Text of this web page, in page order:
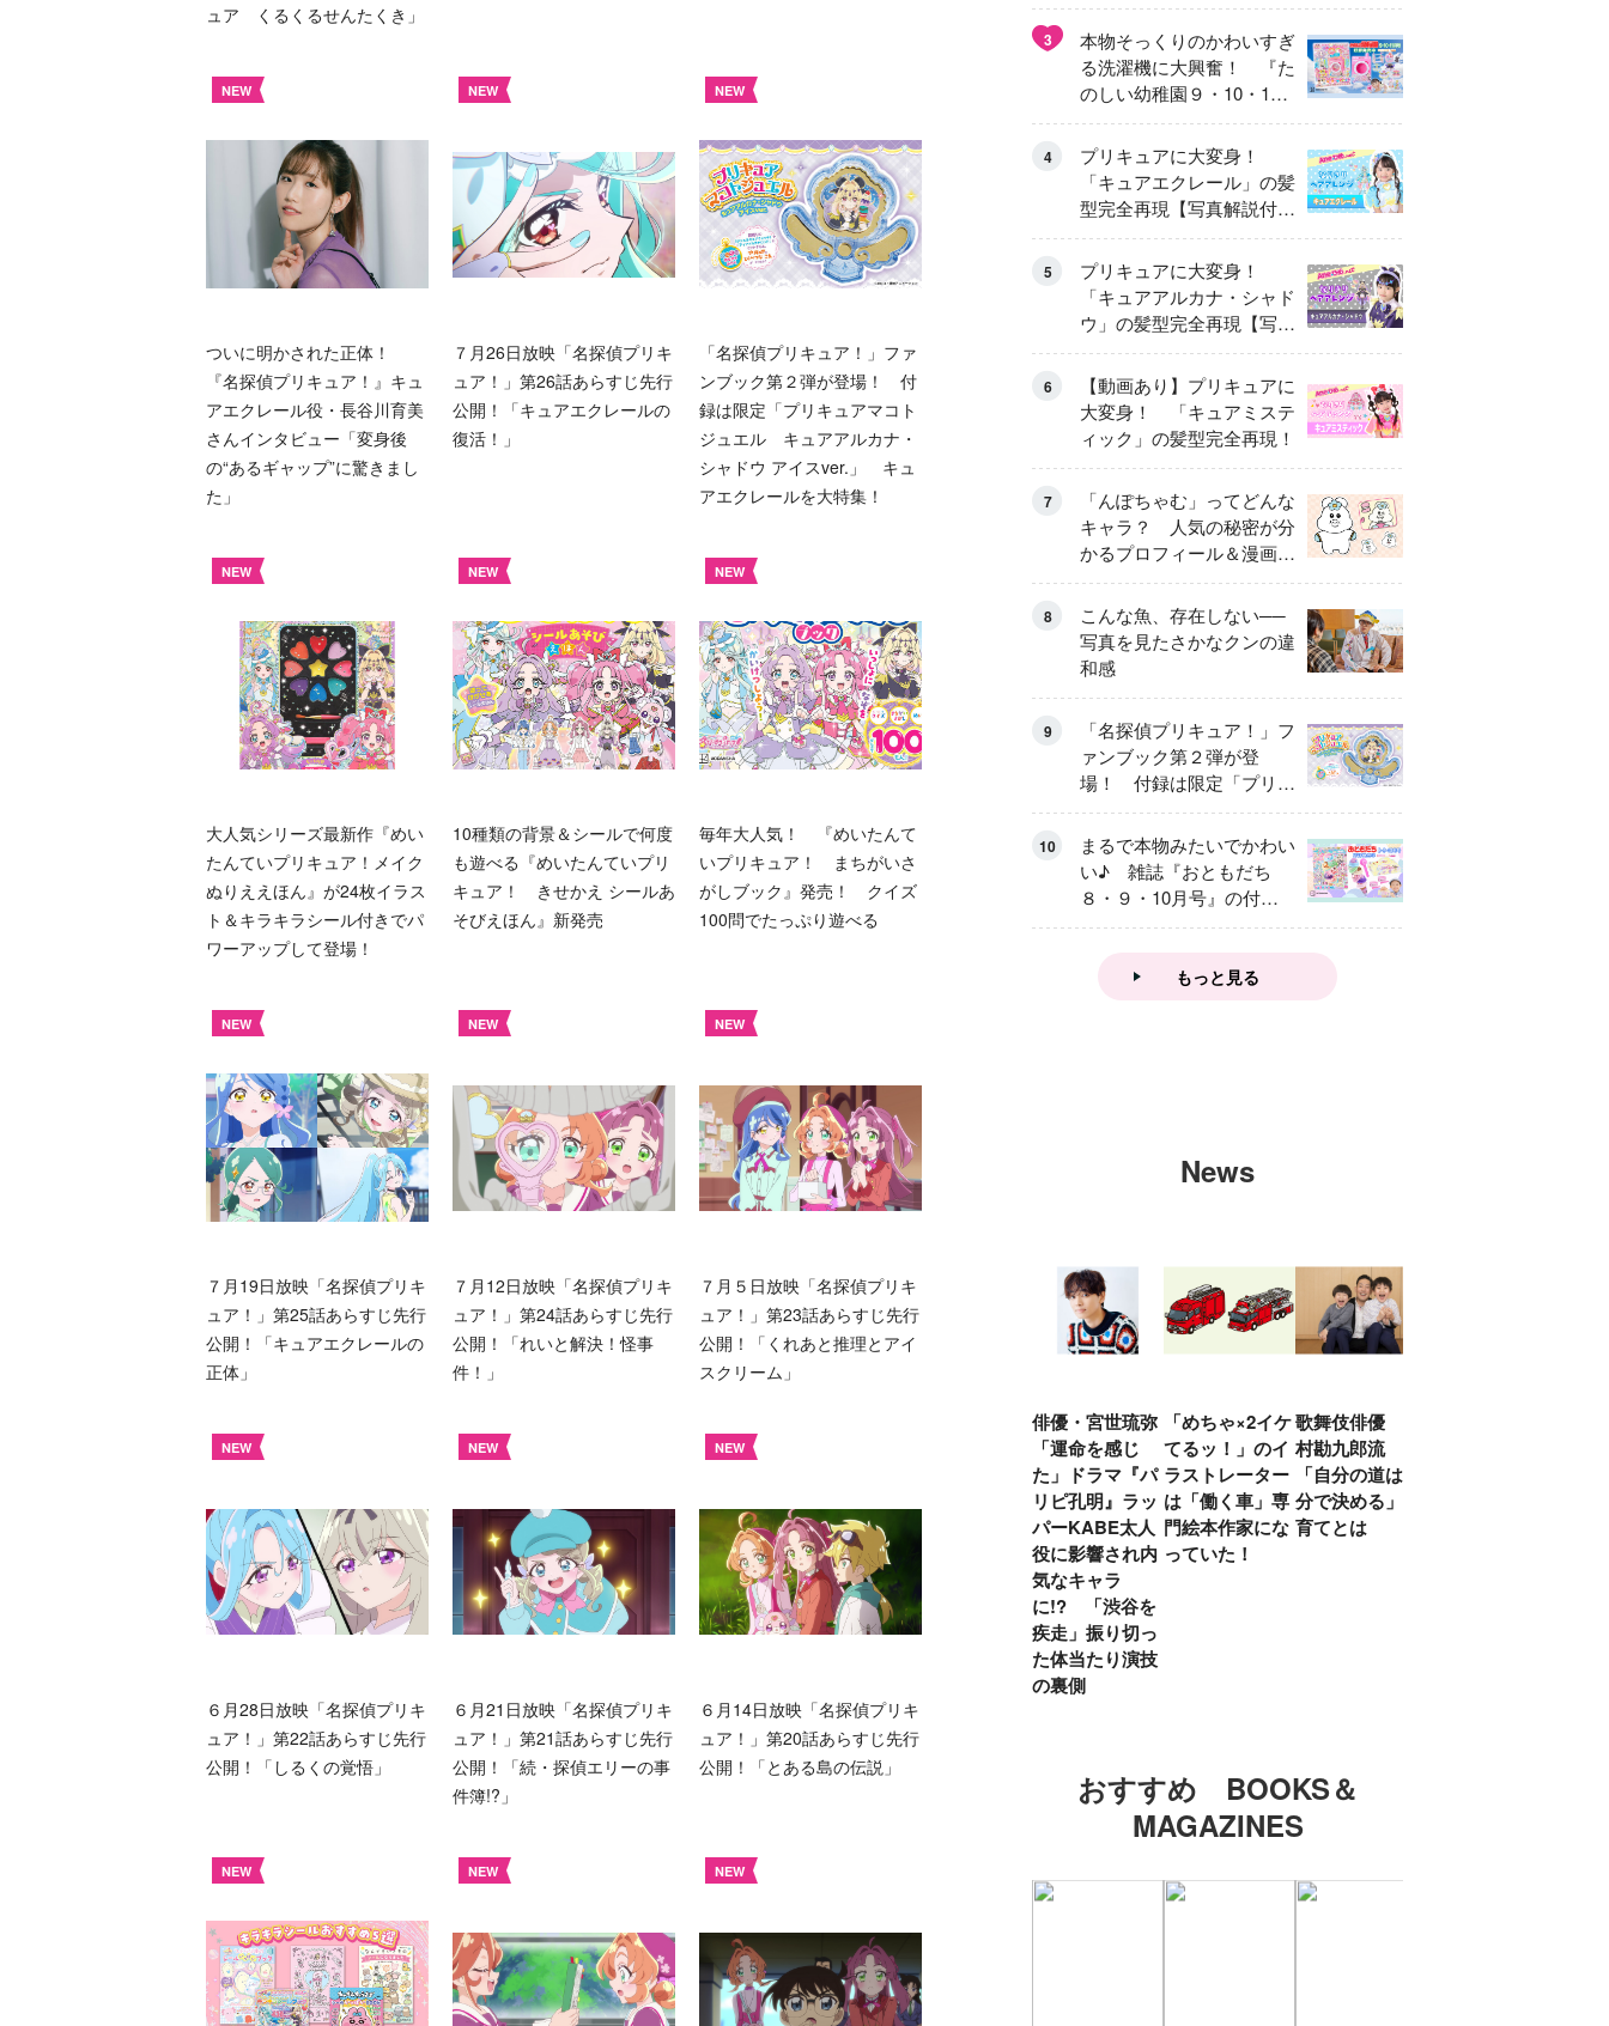
ュア くるくるせんたくき」
NEW
ついに明かされた正体！
『名探偵プリキュア！』キュ
アエクレール役・長谷川育美
さんインタビュー「変身後
の“あるギャップ”に驚きまし
た」
NEW
７月26日放映「名探偵プリキ
ュア！」第26話あらすじ先行
公開！「キュアエクレールの
復活！」
NEW
「名探偵プリキュア！」ファ
ンブック第２弾が登場！ 付
録は限定「プリキュアマコト
ジュエル キュアアルカナ・
シャドウ アイスver.」 キュ
アエクレールを大特集！
NEW
大人気シリーズ最新作『めい
たんていプリキュア！メイク
ぬりええほん』が24枚イラス
ト＆キラキラシール付きでパ
ワーアップして登場！
NEW
10種類の背景＆シールで何度
も遊べる『めいたんていプリ
キュア！ きせかえ シールあ
そびえほん』新発売
NEW
毎年大人気！ 『めいたんて
いプリキュア！ まちがいさ
がしブック』発売！ クイズ
100問でたっぷり遊べる
NEW
７月19日放映「名探偵プリキ
ュア！」第25話あらすじ先行
公開！「キュアエクレールの
正体」
NEW
７月12日放映「名探偵プリキ
ュア！」第24話あらすじ先行
公開！「れいと解決！怪事
件！」
NEW
７月５日放映「名探偵プリキ
ュア！」第23話あらすじ先行
公開！「くれあと推理とアイ
スクリーム」
NEW
６月28日放映「名探偵プリキ
ュア！」第22話あらすじ先行
公開！「しるくの覚悟」
NEW
６月21日放映「名探偵プリキ
ュア！」第21話あらすじ先行
公開！「続・探偵エリーの事
件簿!?」
NEW
６月14日放映「名探偵プリキ
ュア！」第20話あらすじ先行
公開！「とある島の伝説」
NEW NEW NEW
3
本物そっくりのかわいすぎ
る洗濯機に大興奮！ 『た
のしい幼稚園９・10・11
月号』だけのオリジナル付
録「プリキュア くるくる
せんたくき」
4
プリキュアに大変身！
「キュアエクレール」の髪
型完全再現【写真解説付
き】
5
プリキュアに大変身！
「キュアアルカナ・シャド
ウ」の髪型完全再現【写真
解説付き】
6
【動画あり】プリキュアに
大変身！ 「キュアミステ
ィック」の髪型完全再現！
7
「んぽちゃむ」ってどんな
キャラ？ 人気の秘密が分
かるプロフィール＆漫画ま
とめ
8
こんな魚、存在しない──
写真を見たさかなクンの違
和感
9
「名探偵プリキュア！」フ
ァンブック第２弾が登
場！ 付録は限定「プリキ
ュアマコトジュエル キュ
アアルカナ・シャドウ ア
イスver.」 キュアエクレ
ールを大特集！
10
まるで本物みたいでかわい
い♪ 雑誌『おともだち
８・９・10月号』の付録
は『サーティワン アイス
もっと見る
News
俳優・宮世琉弥
「運命を感じ
た」ドラマ『パ
リピ孔明』ラッ
パーKABE太人
役に影響され内
気なキャラ
に!? 「渋谷を
疾走」振り切っ
た体当たり演技
の裏側
「めちゃ×2イケ
てるッ！」のイ
ラストレーター
は「働く車」専
門絵本作家にな
っていた！
歌舞伎俳優 中
村勘九郎流
「自分の道は自
分で決める」子
育てとは
おすすめ BOOKS＆
MAGAZINES